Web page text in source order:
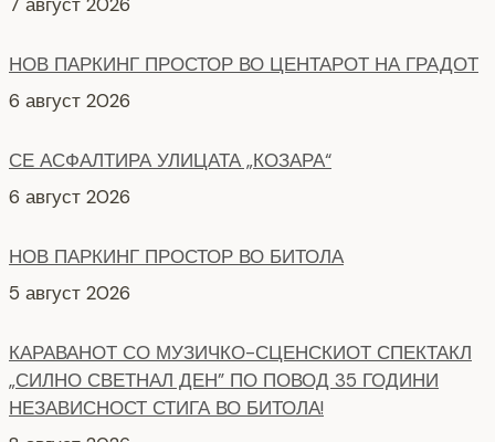
„СИЛНО СВЕТНАЛ ДЕН” ПО ПОВОД 35 ГОДИНИ
НЕЗАВИСНОСТ СТИГА ВО БИТОЛА!
СЕ АСФАЛТИРААТ УШТЕ ДВЕ УЛИЦИ КАЈ
ЗДРАВСТВEНИОТ ДОМ